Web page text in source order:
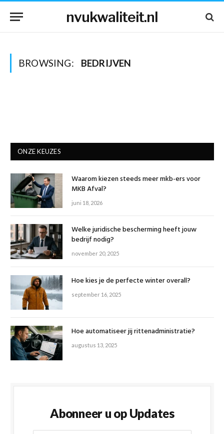
nvukwaliteit.nl
BROWSING: BEDRIJVEN
ONZE KEUZES
Waarom kiezen steeds meer mkb-ers voor
MKB Afval?
juni 18, 2026
Welke juridische bescherming heeft jouw
bedrijf nodig?
november 20, 2025
Hoe kies je de perfecte winter overall?
september 16, 2025
Hoe automatiseer jij rittenadministratie?
augustus 13, 2025
Abonneer u op Updates